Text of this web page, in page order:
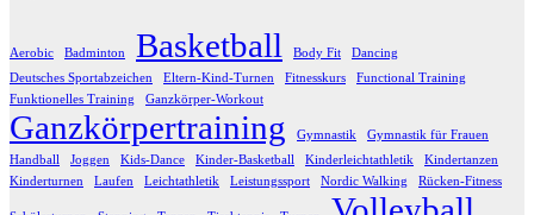
Aerobic Badminton Basketball Body Fit
Dancing
Deutsches Sportabzeichen
Eltern-Kind-Turnen Fitnesskurs
Functional Training
Funktionelles Training
Ganzkörper-Workout
Ganzkörpertraining Gymnastik
Gymnastik für Frauen
Handball
Joggen Kids-Dance Kinder-Basketball Kinderleichtathletik
Kindertanzen
Kinderturnen
Laufen Leichtathletik Leistungssport Nordic Walking Rücken-Fitness